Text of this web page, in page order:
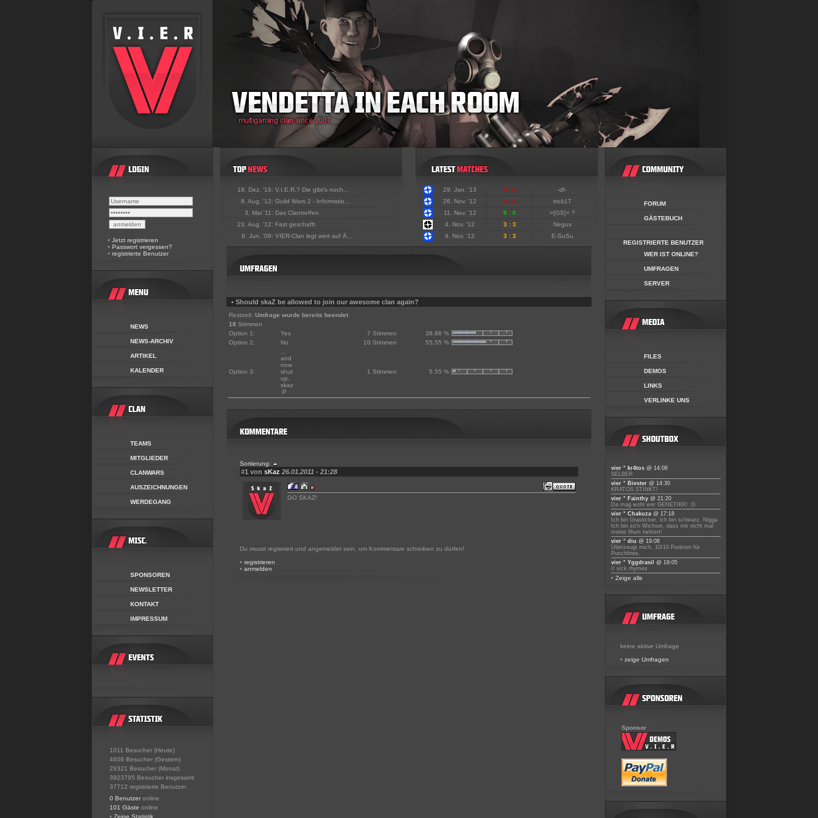
• Jetzt registrieren
• Passwort vergessen?
• registrierte Benutzer
NEWS
NEWS-ARCHIV
ARTIKEL
KALENDER
TEAMS
MITGLIEDER
CLANWARS
AUSZEICHNUNGEN
WERDEGANG
SPONSOREN
NEWSLETTER
KONTAKT
IMPRESSUM
1011 Besucher (Heute)
4608 Besucher (Gestern)
29321 Besucher (Monat)
3923795 Besucher insgesamt
37712 registrierte Benutzer
0 Benutzer online
101 Gäste online
• Zeige Statistik
18. Dez. '16: V.I.E.R.? Die gibt's noch...
8. Aug. '12: Guild Wars 2 - Informatio...
3. Mai '11: Das Clantreffen
23. Aug. '12: Fast geschafft
8. Jun. '09: VIER-Clan legt wert auf Ä...
29. Jan. '13 0 : 6
-df-
26. Nov. '12
0 : 3
trick17
11. Nov. '12
6 : 0
=[GS]= ?
4. Nov. '12
3 : 3
Negus
4. Nov. '12
3 : 3 E-SuSu
• Should skaZ be allowed to join our awesome clan again?
Restzeit: Umfrage wurde bereits beendet
18 Stimmen
Option 1:
Yes 7 Stimmen
38.88 %
Option 2:
No 10 Stimmen 55.55 %
Option 3:
and
now
shut
up,
skaz
:P
1 Stimmen 5.55 %
Sortierung:
#1 von sKaz 26.01.2011 - 21:28
GO SKAZ!
Du musst registriert und angemeldet sein, um Kommentare schreiben zu dürfen!
• registrieren
• anmelden
FORUM
GÄSTEBUCH
REGISTRIERTE BENUTZER
WER IST ONLINE?
UMFRAGEN
SERVER
FILES
DEMOS
LINKS
VERLINKE UNS
vier ° kr4tos @ 14:08
SELBER
vier ° Biester @ 14:30
KRATOS STINKT!
vier ° Fainthy @ 21:20
Da mag wohl wer GENETIKK! :D
vier ° Chakuza @ 17:18
Ich bin Grasticker, ich bin schwarz, Nigga
Ich bin so'n Wichser, dass mir nicht mal
meine Mum twittert!
vier ° diu @ 19:08
Überzeugt mich, 10/10 Punkten für
Punchlines.
vier ° Yggdrasil
@ 19:05
// sick rhymes
• Zeige alle
keine aktive Umfrage
• zeige Umfragen
Sponsor